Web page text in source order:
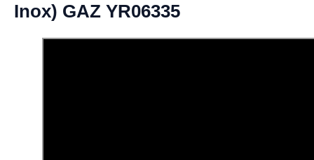
Inox) GAZ YR06335